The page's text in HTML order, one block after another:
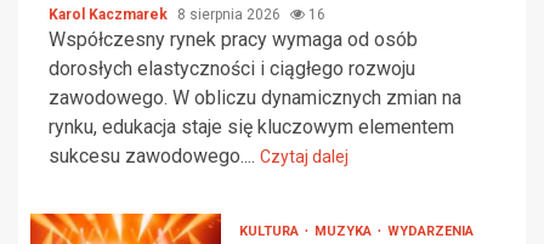
Karol Kaczmarek 8 sierpnia 2026 16
Współczesny rynek pracy wymaga od osób
dorosłych elastyczności i ciągłego rozwoju
zawodowego. W obliczu dynamicznych zmian na
rynku, edukacja staje się kluczowym elementem
sukcesu zawodowego.... Czytaj dalej
KULTURA MUZYKA WYDARZENIA